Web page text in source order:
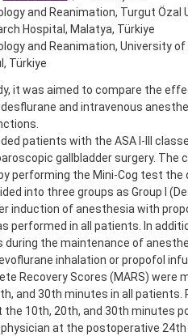
and Reanimation, Turgut Özal
Hospital, Malatya, Türkiye
and Reanimation, University of
Türkiye
it was aimed to compare the
and intravenous
patients with the ASA I-III
gallbladder surgery. The
performing the Mini-Cog test the
into three groups as Group I
induction of anesthesia with
performed in all patients. In
the maintenance of
inhalation or propofol
Recovery Scores (MARS) were
and 30th minutes in all patients.
the 10th, 20th, and 30th minutes
at the postoperative